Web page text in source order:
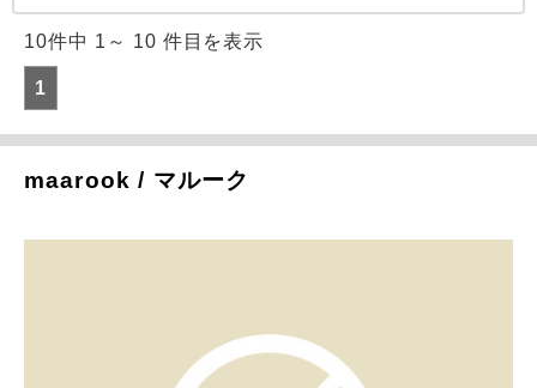
10件中 1～ 10 件目を表示
1
maarook / マルーク